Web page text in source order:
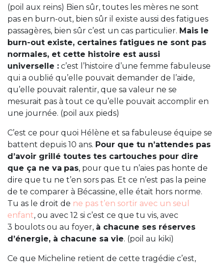
(poil aux reins) Bien sûr, toutes les mères ne sont
pas en burn-out, bien sûr il existe aussi des fatigues
passagères, bien sûr c’est un cas particulier. Mais le
burn-out existe, certaines fatigues ne sont pas
normales, et cette histoire est aussi
universelle : c’est l’histoire d’une femme fabuleuse
qui a oublié qu’elle pouvait demander de l’aide,
qu’elle pouvait ralentir, que sa valeur ne se
mesurait pas à tout ce qu’elle pouvait accomplir en
une journée. (poil aux pieds)
C’est ce pour quoi Hélène et sa fabuleuse équipe se
battent depuis 10 ans. Pour que tu n’attendes pas
d’avoir grillé toutes tes cartouches pour dire
que ça ne va pas, pour que tu n’aies pas honte de
dire que tu ne t’en sors pas. Et ce n’est pas la peine
de te comparer à Bécassine, elle était hors norme.
Tu as le droit de ne pas t’en sortir avec un seul
enfant, ou avec 12 si c’est ce que tu vis, avec
3 boulots ou au foyer, à chacune ses réserves
d’énergie, à chacune sa vie. (poil au kiki)
Ce que Micheline retient de cette tragédie c’est,